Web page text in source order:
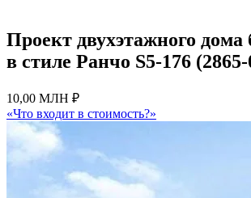
Проект двухэтажного дома
в стиле Ранчо S5-176 (2865-
10,00 МЛН ₽
«Что входит в стоимость?»